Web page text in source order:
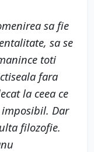
sa fie
sa se
toti
fara
la ceea ce
Dar
filozofie.